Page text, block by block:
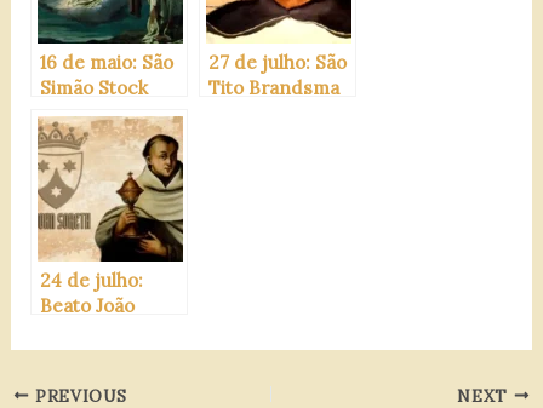
16 de maio: São
Simão Stock
27 de julho: São
Tito Brandsma
24 de julho:
Beato João
PREVIOUS NEXT